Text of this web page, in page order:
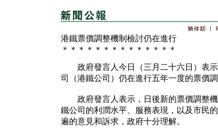
港鐵票價調整機制檢討仍在進行
＊＊＊＊＊＊＊＊＊＊＊＊＊＊
政府發言人今日（三月二十六日）表示
司（港鐵公司）仍在進行五年一度的票價
政府發言人表示，日後新的票價調整機
鐵公司的利潤水平、服務表現，以及市民
遍的意見和訴求，政府十分理解。